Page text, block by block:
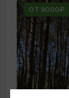
ОТ 9000₽